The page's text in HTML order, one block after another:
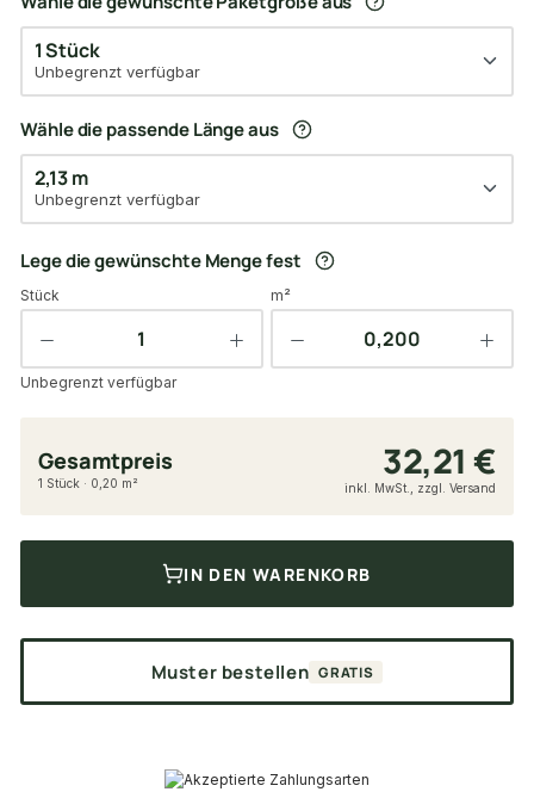
1 Stück
Unbegrenzt verfügbar
Wähle die passende Länge aus
2,13 m
Unbegrenzt verfügbar
Lege die gewünschte Menge fest
Stück m²
Unbegrenzt verfügbar
Gesamtpreis 32,21 €
1 Stück · 0,20 m² inkl. MwSt., zzgl. Versand
IN DEN WARENKORB
Muster bestellen GRATIS